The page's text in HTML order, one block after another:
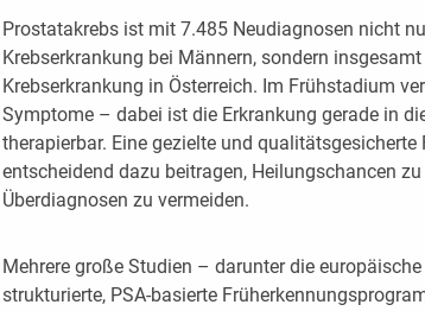
Prostatakrebs ist mit 7.485 Neudiagnosen nicht
Krebserkrankung bei Männern, sondern
Krebserkrankung in Österreich. Im Frühstadium
Symptome – dabei ist die Erkrankung gerade in
therapierbar. Eine gezielte und qualitätsgesicherte
entscheidend dazu beitragen, Heilungschancen zu
Überdiagnosen zu vermeiden.
Mehrere große Studien – darunter die
strukturierte, PSA-basierte